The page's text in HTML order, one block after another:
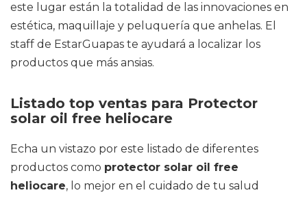
este lugar están la totalidad de las innovaciones en
estética, maquillaje y peluquería que anhelas. El
staff de EstarGuapas te ayudará a localizar los
productos que más ansias.
Listado top ventas para Protector
solar oil free heliocare
Echa un vistazo por este listado de diferentes
productos como protector solar oil free
heliocare, lo mejor en el cuidado de tu salud